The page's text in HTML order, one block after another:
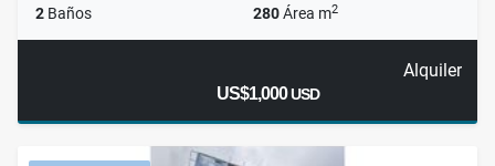
2 Baños 280Área m2
Alquiler
US$1,000USD